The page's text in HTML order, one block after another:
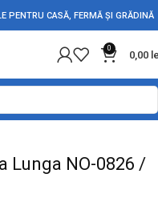
PENTRU CASĂ, FERMĂ ȘI GRĂDINĂ
0
0,00
Tensiune
Lunga NO-0826 /